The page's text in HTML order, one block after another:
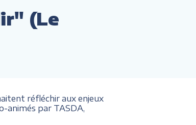
(Le
réfléchir aux enjeux
animés par TASDA,